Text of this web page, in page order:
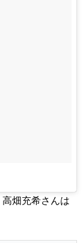
畑充希さんは